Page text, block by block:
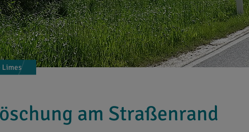
Limes
am Straßenrand